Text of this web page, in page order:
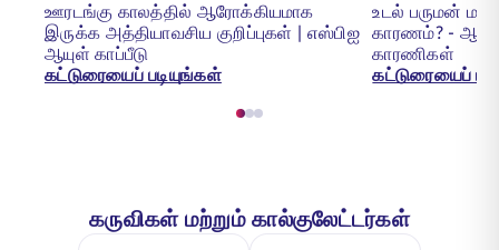
ஊரடங்கு காலத்தில் ஆரோக்கியமாக
இருக்க அத்தியாவசிய குறிப்புகள் | எஸ்பிஐ
ஆயுள் காப்பீடு
கட்டுரையைப் படியுங்கள்
உடல் பருமன்
காரணம்? -
காரணிகள்
கட்டுரையைப்
கருவிகள் மற்றும் கால்குலேட்டர்கள்